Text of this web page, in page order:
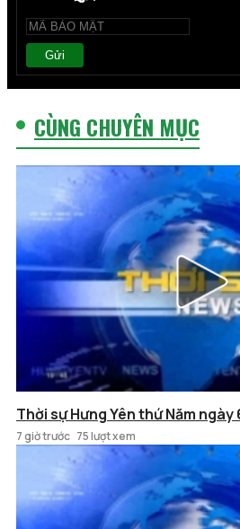
Gửi
CÙNG CHUYÊN MỤC
Thời sự Hưng Yên thứ Năm
7 giờ trước 75 lượt xem